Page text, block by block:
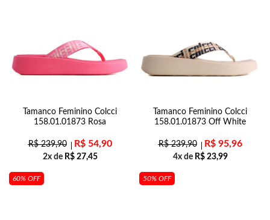
Tamanco Feminino Colcci
158.01.01873 Rosa
R$239,90 R$54,90
2x de R$27,45
Tamanco Feminino Colcci
158.01.01873 Off White
R$239,90 R$95,96
4x de R$23,99
60% OFF 50% OFF